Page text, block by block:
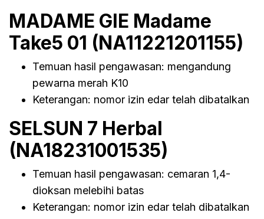
MADAME GIE Madame
Take5 01 (NA11221201155)
Temuan hasil pengawasan: mengandung
pewarna merah K10
Keterangan: nomor izin edar telah dibatalkan
SELSUN 7 Herbal
(NA18231001535)
Temuan hasil pengawasan: cemaran 1,4-
dioksan melebihi batas
Keterangan: nomor izin edar telah dibatalkan